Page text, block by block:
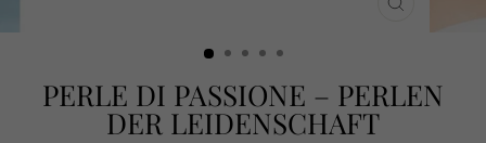
PERLE DI PASSIONE – PERLEN
DER LEIDENSCHAFT